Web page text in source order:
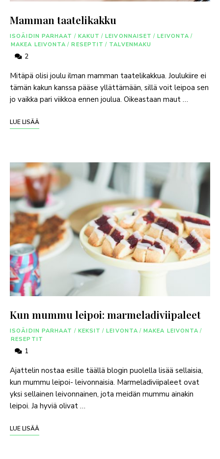
Mamman taatelikakku
ISOÄIDIN PARHAAT / KAKUT / LEIVONNAISET / LEIVONTA /
MAKEA LEIVONTA / RESEPTIT / TALVENMAKU
2
Mitäpä olisi joulu ilman mamman taatelikakkua. Joulukiire ei
tämän kakun kanssa pääse yllättämään, sillä voit leipoa sen
jo vaikka pari viikkoa ennen joulua. Oikeastaan maut …
LUE LISÄÄ
Kun mummu leipoi: marmeladiviipaleet
ISOÄIDIN PARHAAT / KEKSIT / LEIVONTA / MAKEA LEIVONTA /
RESEPTIT
1
Ajattelin nostaa esille täällä blogin puolella lisää sellaisia,
kun mummu leipoi- leivonnaisia. Marmeladiviipaleet ovat
yksi sellainen leivonnainen, jota meidän mummu ainakin
leipoi. Ja hyviä olivat …
LUE LISÄÄ